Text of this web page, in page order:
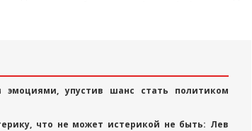
упустив шанс стать политиком
что не может истерикой не быть: Лев